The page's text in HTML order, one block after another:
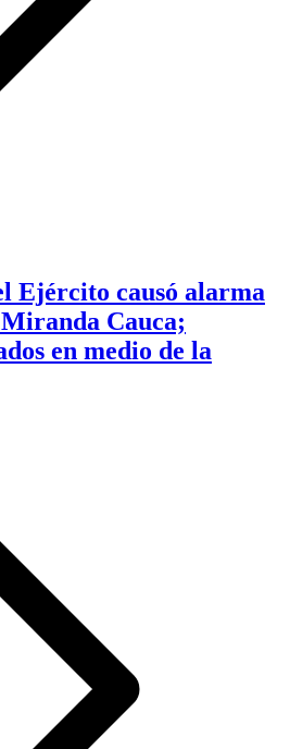
Ejército causó alarma
Cauca;
en medio de la